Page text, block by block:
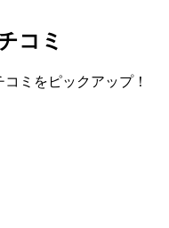
コミ
ミをピックアップ！